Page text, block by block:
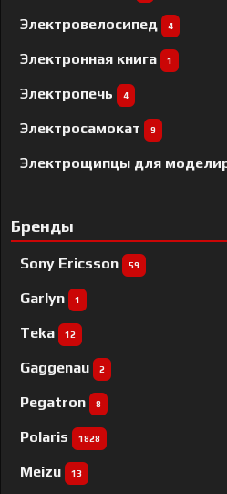
Электровелосипед 4
Электронная книга 1
Электропечь 4
Электросамокат 9
Электрощипцы для
Бренды
Sony Ericsson 59
Garlyn 1
Teka 12
Gaggenau 2
Pegatron 8
Polaris 1828
Meizu 13